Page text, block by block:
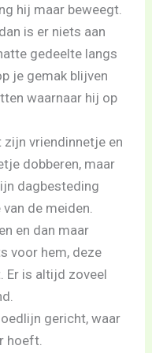
hij maar beweegt.
is er niets aan
gedeelte langs
je gemak blijven
waarnaar hij op
vriendinnetje en
dobberen, maar
dagbesteding
de meiden.
en dan maar
voor hem, deze
Er is altijd zoveel
gericht, waar
hoeft.